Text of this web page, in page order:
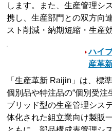
します。また、生産管理シ
携し、生産部門との双方向
スト削減・納期短縮・生産
ハイ
産革
「生産革新 Raijin」は、標
個別品や特注品の“個別受注
ブリッド型の生産管理シス
体化された組立業向け製販